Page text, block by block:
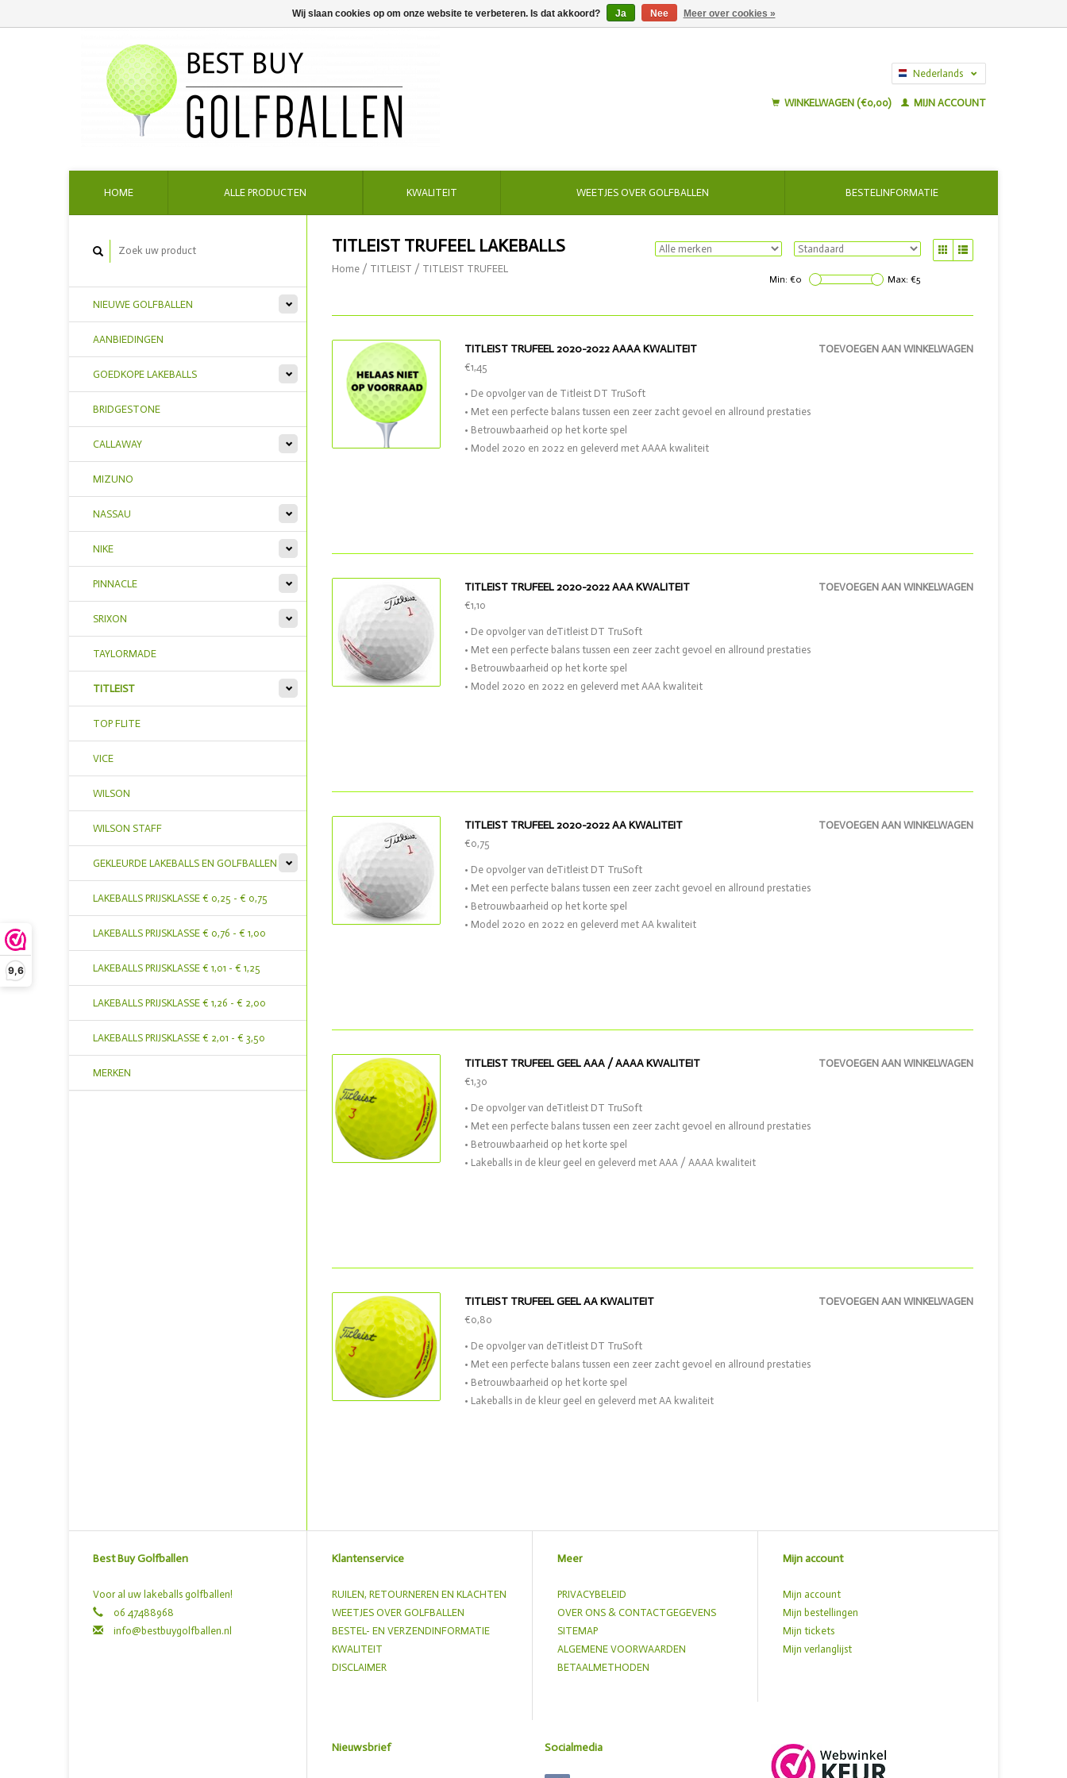
9,6
Nederlands
WINKELWAGEN (€0,00)
MIJN ACCOUNT
HOME ALLE PRODUCTEN KWALITEIT WEETJES OVER GOLFBALLEN BESTELINFORMATIE
NIEUWE GOLFBALLEN
AANBIEDINGEN
GOEDKOPE LAKEBALLS
BRIDGESTONE
CALLAWAY
MIZUNO
NASSAU
NIKE
PINNACLE
SRIXON
TAYLORMADE
TITLEIST
TOP FLITE
VICE
WILSON
WILSON STAFF
GEKLEURDE LAKEBALLS EN GOLFBALLEN
LAKEBALLS PRIJSKLASSE € 0,25 - € 0,75
LAKEBALLS PRIJSKLASSE € 0,76 - € 1,00
LAKEBALLS PRIJSKLASSE € 1,01 - € 1,25
LAKEBALLS PRIJSKLASSE € 1,26 - € 2,00
LAKEBALLS PRIJSKLASSE € 2,01 - € 3,50
MERKEN
TITLEIST TRUFEEL LAKEBALLS
Home / TITLEIST / TITLEIST TRUFEEL
Min: €0 Max: €5
TITLEIST TRUFEEL 2020-2022 AAAA KWALITEIT
TOEVOEGEN AAN WINKELWAGEN
€1,45
• De opvolger van de Titleist DT TruSoft
• Met een perfecte balans tussen een zeer zacht gevoel en allround prestaties
• Betrouwbaarheid op het korte spel
• Model 2020 en 2022 en geleverd met AAAA kwaliteit
TITLEIST TRUFEEL 2020-2022 AAA KWALITEIT
TOEVOEGEN AAN WINKELWAGEN
€1,10
• De opvolger van deTitleist DT TruSoft
• Met een perfecte balans tussen een zeer zacht gevoel en allround prestaties
• Betrouwbaarheid op het korte spel
• Model 2020 en 2022 en geleverd met AAA kwaliteit
TITLEIST TRUFEEL 2020-2022 AA KWALITEIT
TOEVOEGEN AAN WINKELWAGEN
€0,75
• De opvolger van deTitleist DT TruSoft
• Met een perfecte balans tussen een zeer zacht gevoel en allround prestaties
• Betrouwbaarheid op het korte spel
• Model 2020 en 2022 en geleverd met AA kwaliteit
TITLEIST TRUFEEL GEEL AAA / AAAA KWALITEIT
TOEVOEGEN AAN WINKELWAGEN
€1,30
• De opvolger van deTitleist DT TruSoft
• Met een perfecte balans tussen een zeer zacht gevoel en allround prestaties
• Betrouwbaarheid op het korte spel
• Lakeballs in de kleur geel en geleverd met AAA / AAAA kwaliteit
TITLEIST TRUFEEL GEEL AA KWALITEIT
TOEVOEGEN AAN WINKELWAGEN
€0,80
• De opvolger van deTitleist DT TruSoft
• Met een perfecte balans tussen een zeer zacht gevoel en allround prestaties
• Betrouwbaarheid op het korte spel
• Lakeballs in de kleur geel en geleverd met AA kwaliteit
Best Buy Golfballen
Voor al uw lakeballs golfballen!
06 47488968
info@bestbuygolfballen.nl
Klantenservice
RUILEN, RETOURNEREN EN KLACHTEN
WEETJES OVER GOLFBALLEN
BESTEL- EN VERZENDINFORMATIE
KWALITEIT
DISCLAIMER
Meer
PRIVACYBELEID
OVER ONS & CONTACTGEGEVENS
SITEMAP
ALGEMENE VOORWAARDEN
BETAALMETHODEN
Mijn account
Mijn account
Mijn bestellingen
Mijn tickets
Mijn verlanglijst
Nieuwsbrief Socialmedia
Wij slaan cookies op om onze website te verbeteren. Is dat akkoord? Ja Nee Meer over cookies »